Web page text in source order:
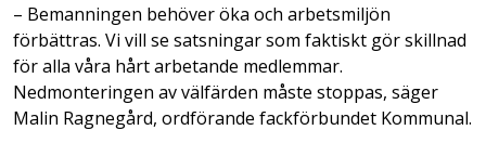
– Bemanningen behöver öka och arbetsmiljön
förbättras. Vi vill se satsningar som faktiskt gör skillnad
för alla våra hårt arbetande medlemmar.
Nedmonteringen av välfärden måste stoppas, säger
Malin Ragnegård, ordförande fackförbundet Kommunal.